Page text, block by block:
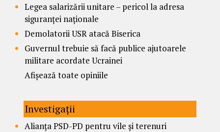
Legea salarizării unitare – pericol la adresa
siguranței naționale
Demolatorii USR atacă Biserica
Guvernul trebuie să facă publice ajutoarele
militare acordate Ucrainei
Afișează toate opiniile
Investigații
Alianța PSD-PD pentru vile și terenuri